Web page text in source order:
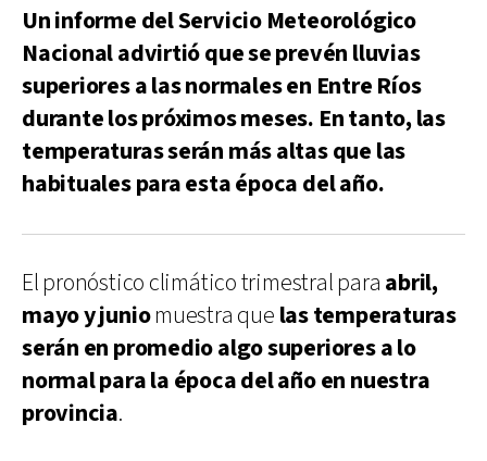
Un informe del Servicio Meteorológico
Nacional advirtió que se prevén lluvias
superiores a las normales en Entre Ríos
durante los próximos meses. En tanto, las
temperaturas serán más altas que las
habituales para esta época del año.
El pronóstico climático trimestral para abril,
mayo y juniomuestra que las temperaturas
serán en promedio algo superiores a lo
normal para la época del año en nuestra
provincia.